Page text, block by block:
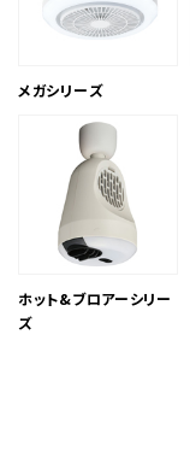
メガシリーズ
ホット&ブロアーシリー
ズ